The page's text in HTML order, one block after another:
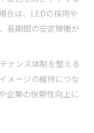
合は、LEDの採用や
長期間の安定稼働が
ナンス体制を整える
メージの維持につな
企業の信頼性向上に